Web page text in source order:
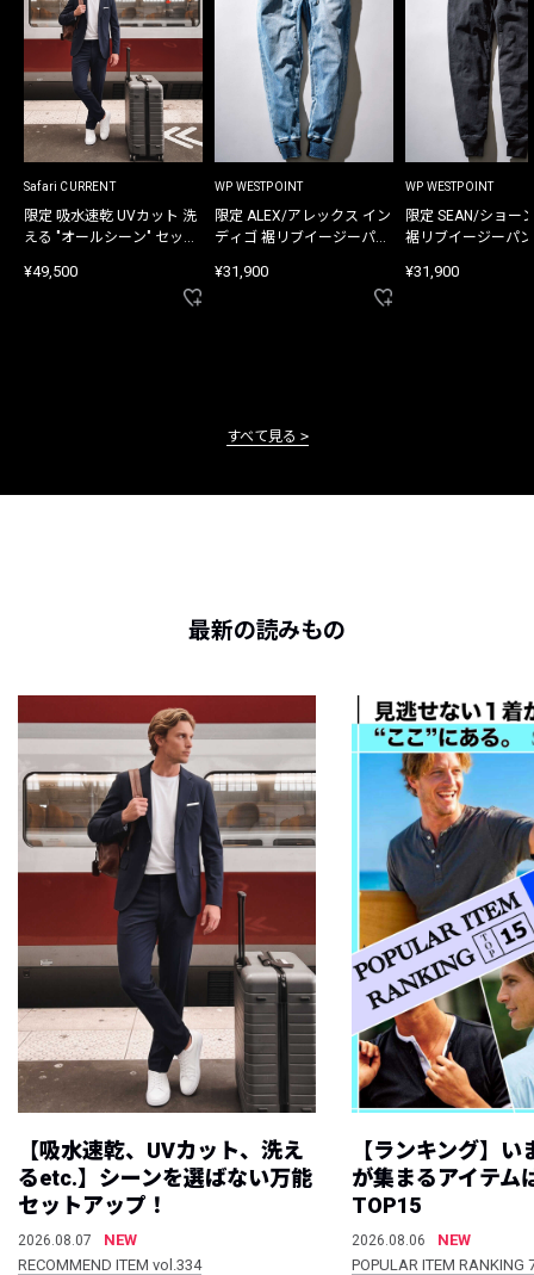
Safari CURRENT
限定 吸水速乾 UVカット 洗
える "オールシーン" セット
¥49,500
WP WESTPOINT
限定 ALEX/アレックス イン
ディゴ 裾リブイージーパン
¥31,900
WP WESTPOINT
限定 SEAN/ショー
裾リブイージーパ
¥31,900
すべて見る
最新の読みもの
【吸水速乾、UVカット、洗え
るetc.】シーンを選ばない万能
セットアップ！
2026.08.07
NEW
RECOMMEND ITEM vol.334
【ランキング】
が集まるアイテム
TOP15
2026.08.06
NEW
POPULAR ITEM